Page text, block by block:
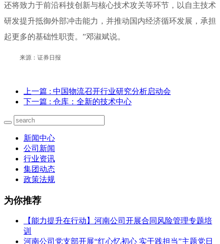
还将致力于前沿科技创新与核心技术攻关等环节，以自主技术
研发提升抵御外部冲击能力，并推动国内经济循环发展，承担
起更多的基础性职责。”邓淑斌说。
来源：证券日报
上一篇 : 中国物流召开行业研究分析启动会
下一篇 : 仓库：全新的技术中心
新闻中心
公司新闻
行业资讯
集团动态
政策法规
为你推荐
【能力提升在行动】河南公司开展合同风险管理专题培
训
河南公司党支部开展“红心忆初心 实干践担当”主题党日